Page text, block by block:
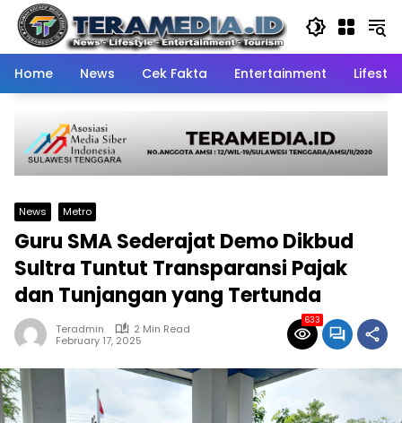
Skip
content
Home
News Cek Fakta Entertainment
News Metro
Guru SMA Sederajat Demo Dikbud
Sultra Tuntut Transparansi Pajak
dan Tunjangan yang Tertunda
Teradmin
2 Min Read
February 17, 2025
633